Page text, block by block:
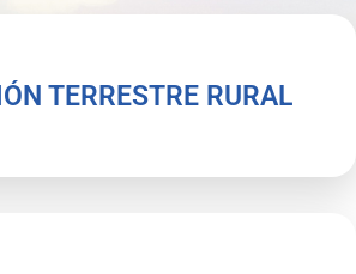
TERRESTRE RURAL